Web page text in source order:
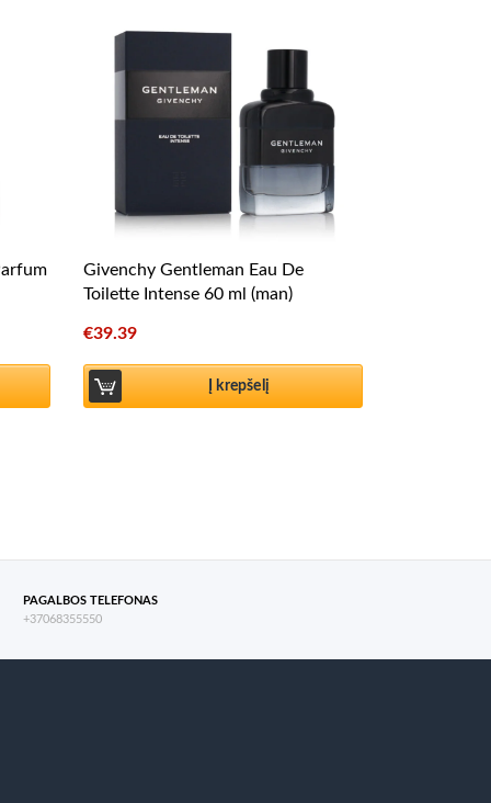
Givenchy Gentleman Eau De
Toilette Intense 60 ml (man)
€39.39
Į krepšelį
PAGALBOS TELEFONAS
+37068355550